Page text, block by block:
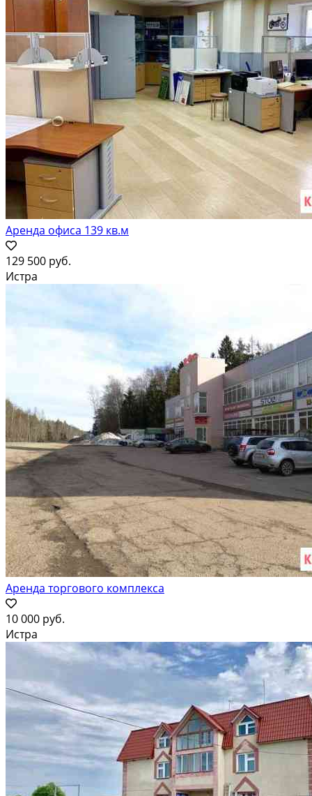
Аренда офиса 139 кв.м
129 500 руб.
Истра
Аренда торгового комплекса
10 000 руб.
Истра